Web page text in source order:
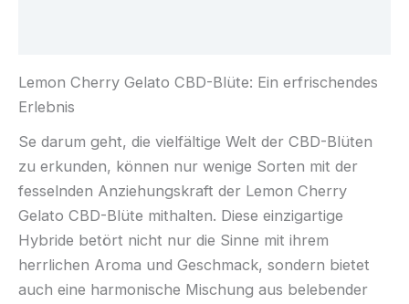
Lemon Cherry Gelato CBD-Blüte: Ein erfrischendes
Erlebnis
Se darum geht, die vielfältige Welt der CBD-Blüten
zu erkunden, können nur wenige Sorten mit der
fesselnden Anziehungskraft der Lemon Cherry
Gelato CBD-Blüte mithalten. Diese einzigartige
Hybride betört nicht nur die Sinne mit ihrem
herrlichen Aroma und Geschmack, sondern bietet
auch eine harmonische Mischung aus belebender